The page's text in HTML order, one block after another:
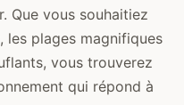
Que vous souhaitiez
les plages magnifiques
vous trouverez
qui répond à